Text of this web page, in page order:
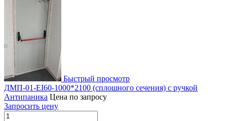
Быстрый просмотр
ДМП-01-EI60-1000*2100 (сплошного сечения) c ручкой
Антипаника Цена по запросу
Запросить цену